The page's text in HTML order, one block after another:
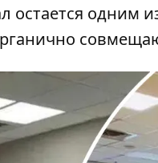
остается одним